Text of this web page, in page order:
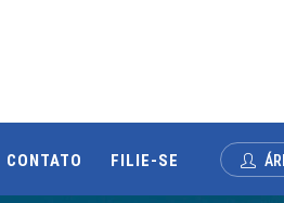
CONTATO FILIE-SE